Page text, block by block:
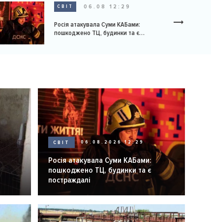
СВІТ 06.08 12:29
Росія атакувала Суми КАБами:
пошкоджено ТЦ, будинки та є
СВІТ 06.08.2026 12:29
Росія атакувала Суми КАБами:
пошкоджено ТЦ, будинки та є
постраждалі